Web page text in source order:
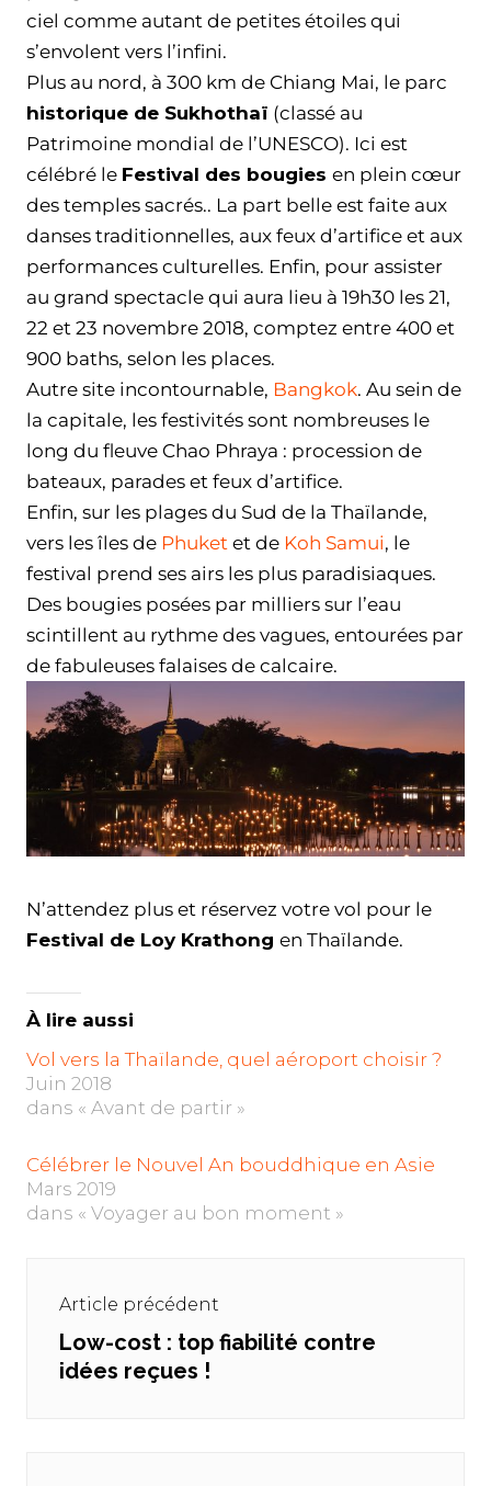
ciel comme autant de petites étoiles qui
s’envolent vers l’infini.
Plus au nord, à 300 km de Chiang Mai, le parc
historique de Sukhothaï (classé au
Patrimoine mondial de l’UNESCO). Ici est
célébré le Festival des bougies en plein cœur
des temples sacrés.. La part belle est faite aux
danses traditionnelles, aux feux d’artifice et aux
performances culturelles. Enfin, pour assister
au grand spectacle qui aura lieu à 19h30 les 21,
22 et 23 novembre 2018, comptez entre 400 et
900 baths, selon les places.
Autre site incontournable, Bangkok. Au sein de
la capitale, les festivités sont nombreuses le
long du fleuve Chao Phraya : procession de
bateaux, parades et feux d’artifice.
Enfin, sur les plages du Sud de la Thaïlande,
vers les îles de Phuket et de Koh Samui, le
festival prend ses airs les plus paradisiaques.
Des bougies posées par milliers sur l’eau
scintillent au rythme des vagues, entourées par
de fabuleuses falaises de calcaire.
N’attendez plus et réservez votre vol pour le
Festival de Loy Krathong en Thaïlande.
À lire aussi
Vol vers la Thaïlande, quel aéroport choisir ?
Juin 2018
dans « Avant de partir »
Célébrer le Nouvel An bouddhique en Asie
Mars 2019
dans « Voyager au bon moment »
l’articleArticle précédent
Previous
post:
Low-cost : top fiabilité contre
idées reçues !